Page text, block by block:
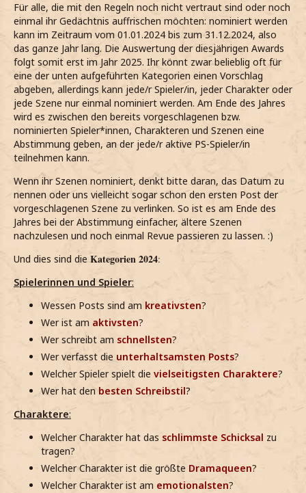
Für alle, die mit den Regeln noch nicht vertraut sind oder noch
einmal ihr Gedächtnis auffrischen möchten: nominiert werden
kann im Zeitraum vom 01.01.2024 bis zum 31.12.2024, also
das ganze Jahr lang. Die Auswertung der diesjährigen Awards
folgt somit erst im Jahr 2025. Ihr könnt zwar belieblig oft für
eine der unten aufgeführten Kategorien einen Vorschlag
abgeben, allerdings kann jede/r Spieler/in, jeder Charakter oder
jede Szene nur einmal nominiert werden. Am Ende des Jahres
wird es zwischen den bereits vorgeschlagenen bzw.
nominierten Spieler*innen, Charakteren und Szenen eine
Abstimmung geben, an der jede/r aktive PS-Spieler/in
teilnehmen kann.
Wenn ihr Szenen nominiert, denkt bitte daran, das Datum zu
nennen oder uns vielleicht sogar schon den ersten Post der
vorgeschlagenen Szene zu verlinken. So ist es am Ende des
Jahres bei der Abstimmung einfacher, ältere Szenen
nachzulesen und noch einmal Revue passieren zu lassen. :)
Und dies sind die Kategorien 2024:
Spielerinnen und Spieler:
Wessen Posts sind am kreativsten?
Wer ist am aktivsten?
Wer schreibt am schnellsten?
Wer verfasst die unterhaltsamsten Posts?
Welcher Spieler spielt die vielseitigsten Charaktere?
Wer hat den besten Schreibstil?
Charaktere:
Welcher Charakter hat das schlimmste Schicksal zu
tragen?
Welcher Charakter ist die größte Dramaqueen?
Welcher Charakter ist am emotionalsten?